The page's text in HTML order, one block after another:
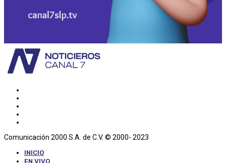
Comunicación 2000 S.A. de C.V. © 2000- 2023
INICIO
EN VIVO